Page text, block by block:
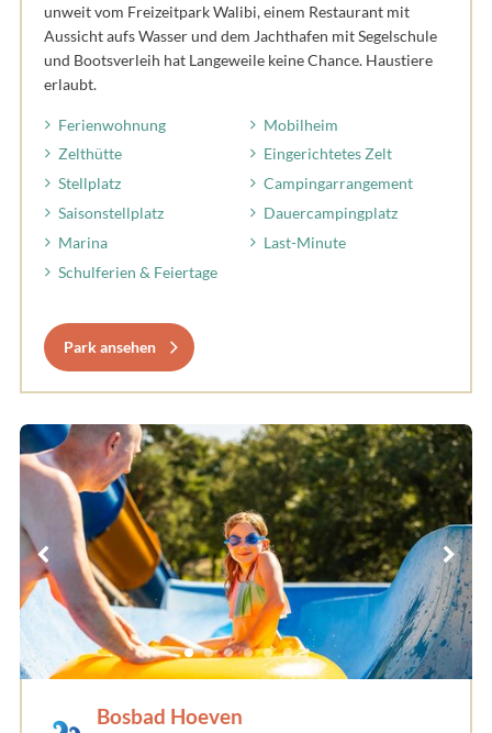
unweit vom Freizeitpark Walibi, einem Restaurant mit
Aussicht aufs Wasser und dem Jachthafen mit Segelschule
und Bootsverleih hat Langeweile keine Chance. Haustiere
erlaubt.
Ferienwohnung
Mobilheim
Zelthütte
Eingerichtetes Zelt
Stellplatz
Campingarrangement
Saisonstellplatz
Dauercampingplatz
Marina
Last-Minute
Schulferien & Feiertage
Park ansehen
Bosbad Hoeven